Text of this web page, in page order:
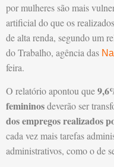
por mulheres são mais
artificial do que os
de alta renda, segundo um
do Trabalho, agência das
feira.
O relatório apontou que
femininosdeverão ser
dos empregos realizados
cada vez mais tarefas
administrativos, como o de